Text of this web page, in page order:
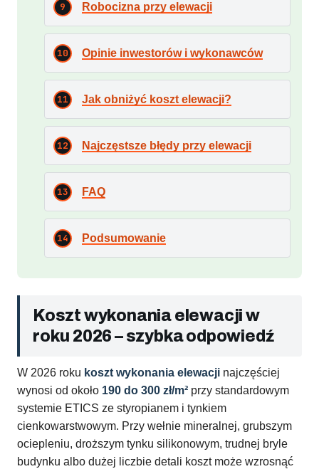
Robocizna przy elewacji
Opinie inwestorów i wykonawców
Jak obniżyć koszt elewacji?
Najczęstsze błędy przy elewacji
FAQ
Podsumowanie
Koszt wykonania elewacji w
roku 2026 – szybka odpowiedź
W 2026 roku koszt wykonania elewacji najczęściej
wynosi od około 190 do 300 zł/m² przy standardowym
systemie ETICS ze styropianem i tynkiem
cienkowarstwowym. Przy wełnie mineralnej, grubszym
ociepleniu, droższym tynku silikonowym, trudnej bryle
budynku albo dużej liczbie detali koszt może wzrosnąć